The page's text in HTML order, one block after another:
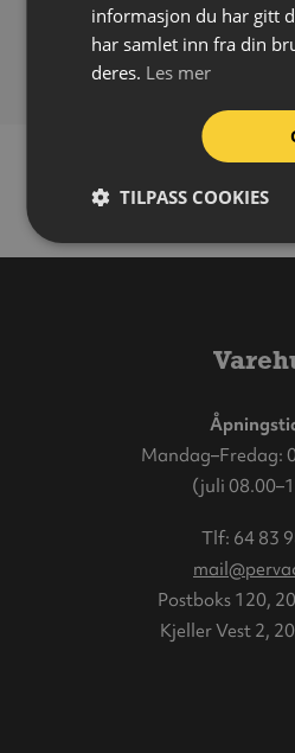
Tykkelse:1,5 mm
Sjablongstørrelse:55 x 180 cm
Mandag–Fredag:
(juli
Tlf: 64 83
Postboks 120,
Kjeller Vest 2,
informasjon du har gitt
har samlet inn fra din
deres. Les mer
TILPASS COOKIES